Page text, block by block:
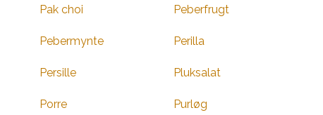
Pak choi Peberfrugt
Pebermynte Perilla
Persille Pluksalat
Porre Purløg